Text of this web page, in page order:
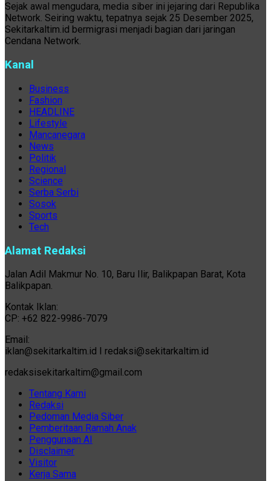
Sejak awal mengudara, media siber ini jejaring dari Republika
Network. Seiring waktu, tepatnya sejak 25 Desember 2025,
Sekitarkaltim.id bermigrasi menjadi bagian dari jaringan
Cendana Network.
Kanal
Business
Fashion
HEADLINE
Lifestyle
Mancanegara
News
Politik
Regional
Science
Serba Serbi
Sosok
Sports
Tech
Alamat Redaksi
Jalan Adil Makmur No. 10, Baru Ilir, Balikpapan Barat, Kota
Balikpapan.
Kontak Iklan:
CP: +62 822-9986-7079
Email:
iklan@sekitarkaltim.id I redaksi@sekitarkaltim.id
redaksisekitarkaltim@gmail.com
Tentang Kami
Redaksi
Pedoman Media Siber
Pemberitaan Ramah Anak
Penggunaan AI
Disclaimer
Visitor
Kerja Sama